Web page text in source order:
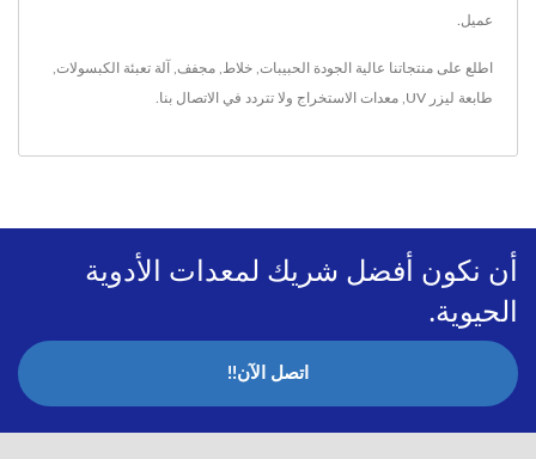
عميل.
اطلع على منتجاتنا عالية الجودة الحبيبات خلاط مجفف آلة تعبئة الكبسولات
طابعة ليزر UV معدات الاستخراج ولا تتردد في الاتصال بنا
أن نكون أفضل شريك لمعدات الأدوية
الحيوية.
اتصل الآن!!